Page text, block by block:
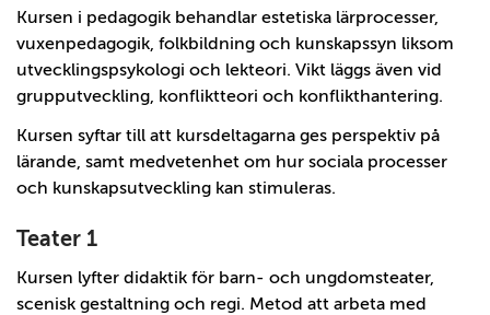
Kursen i pedagogik behandlar estetiska lärprocesser,
vuxenpedagogik, folkbildning och kunskapssyn liksom
utvecklingspsykologi och lekteori. Vikt läggs även vid
grupputveckling, konfliktteori och konflikthantering.
Kursen syftar till att kursdeltagarna ges perspektiv på
lärande, samt medvetenhet om hur sociala processer
och kunskapsutveckling kan stimuleras.
Teater 1
Kursen lyfter didaktik för barn- och ungdomsteater,
scenisk gestaltning och regi. Metod att arbeta med